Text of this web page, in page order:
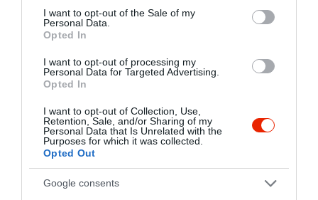
consent section.
I want to opt-out of the Sale of my
Personal Data.
Opted In
I want to opt-out of processing my
Personal Data for Targeted Advertising.
Opted In
I want to opt-out of Collection, Use,
Retention, Sale, and/or Sharing of my
Personal Data that Is Unrelated with the
Purposes for which it was collected.
Opted Out
Google consents